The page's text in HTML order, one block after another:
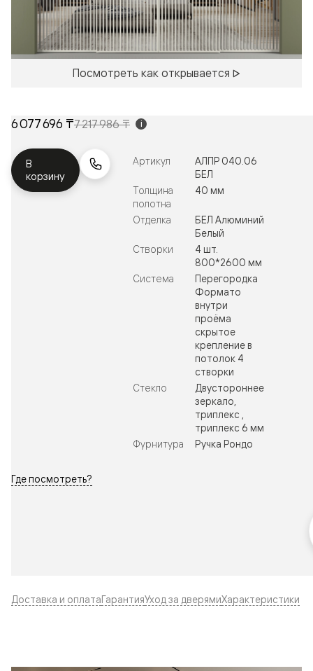
Посмотреть как открывается
6 077 696 ₸7 217 986 ₸ i
В
корзину
Артикул
АЛПР 040.06
БЕЛ
Толщина
полотна
40 мм
Отделка
БЕЛ Алюминий
Белый
Створки
4 шт.
800*2600 мм
Система
Перегородка
Формато
внутри
проёма
скрытое
крепление в
потолок 4
створки
Стекло
Двустороннее
зеркало,
триплекс ,
триплекс 6 мм
Фурнитура
Ручка Рондо
Где посмотреть?
Доставка и оплатаГарантияУход за дверямиХарактеристики